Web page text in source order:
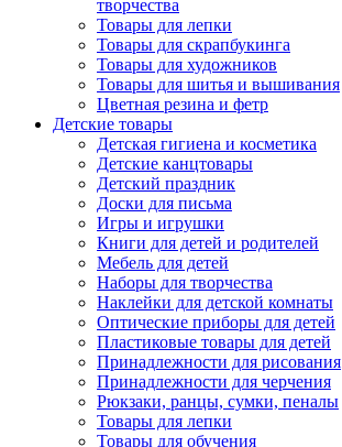
творчества
Товары для лепки
Товары для скрапбукинга
Товары для художников
Товары для шитья и вышивания
Цветная резина и фетр
Детские товары
Детская гигиена и косметика
Детские канцтовары
Детский праздник
Доски для письма
Игры и игрушки
Книги для детей и родителей
Мебель для детей
Наборы для творчества
Наклейки для детской комнаты
Оптические приборы для детей
Пластиковые товары для детей
Принадлежности для рисования
Принадлежности для черчения
Рюкзаки, ранцы, сумки, пеналы
Товары для лепки
Товары для обучения